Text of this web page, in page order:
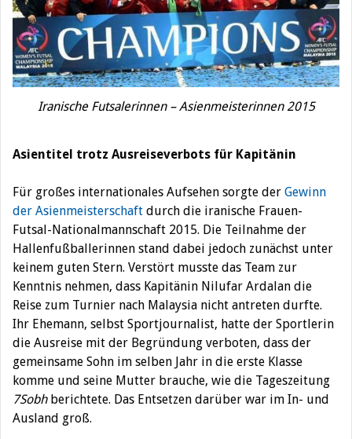
Iranische Futsalerinnen – Asienmeisterinnen 2015
Asientitel trotz Ausreiseverbots für Kapitänin
Für großes internationales Aufsehen sorgte der Gewinn
der Asienmeisterschaft durch die iranische Frauen-
Futsal-Nationalmannschaft 2015. Die Teilnahme der
Hallenfußballerinnen stand dabei jedoch zunächst unter
keinem guten Stern. Verstört musste das Team zur
Kenntnis nehmen, dass Kapitänin Nilufar Ardalan die
Reise zum Turnier nach Malaysia nicht antreten durfte.
Ihr Ehemann, selbst Sportjournalist, hatte der Sportlerin
die Ausreise mit der Begründung verboten, dass der
gemeinsame Sohn im selben Jahr in die erste Klasse
komme und seine Mutter brauche, wie die Tageszeitung
7Sobh berichtete. Das Entsetzen darüber war im In- und
Ausland groß.